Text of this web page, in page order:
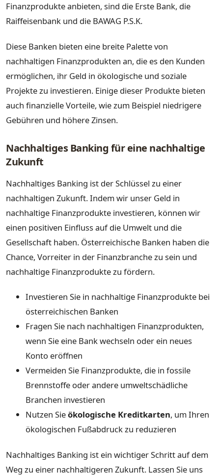
Finanzprodukte anbieten, sind die Erste Bank, die
Raiffeisenbank und die BAWAG P.S.K.
Diese Banken bieten eine breite Palette von
nachhaltigen Finanzprodukten an, die es den Kunden
ermöglichen, ihr Geld in ökologische und soziale
Projekte zu investieren. Einige dieser Produkte bieten
auch finanzielle Vorteile, wie zum Beispiel niedrigere
Gebühren und höhere Zinsen.
Nachhaltiges Banking für eine nachhaltige
Zukunft
Nachhaltiges Banking ist der Schlüssel zu einer
nachhaltigen Zukunft. Indem wir unser Geld in
nachhaltige Finanzprodukte investieren, können wir
einen positiven Einfluss auf die Umwelt und die
Gesellschaft haben. Österreichische Banken haben die
Chance, Vorreiter in der Finanzbranche zu sein und
nachhaltige Finanzprodukte zu fördern.
Investieren Sie in nachhaltige Finanzprodukte bei
österreichischen Banken
Fragen Sie nach nachhaltigen Finanzprodukten,
wenn Sie eine Bank wechseln oder ein neues
Konto eröffnen
Vermeiden Sie Finanzprodukte, die in fossile
Brennstoffe oder andere umweltschädliche
Branchen investieren
Nutzen Sieökologische Kreditkarten, um Ihren
ökologischen Fußabdruck zu reduzieren
Nachhaltiges Banking ist ein wichtiger Schritt auf dem
Weg zu einer nachhaltigeren Zukunft. Lassen Sie uns